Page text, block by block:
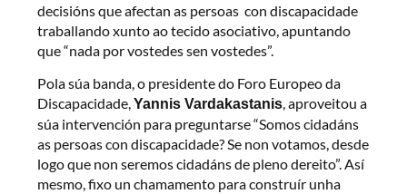
decisións que afectan as persoas con discapacidade
traballando xunto ao tecido asociativo, apuntando
que “nada por vostedes sen vostedes”.
Pola súa banda, o presidente do Foro Europeo da
Discapacidade,Yannis Vardakastanis, aproveitou a
súa intervención para preguntarse “Somos cidadáns
as persoas con discapacidade? Se non votamos, desde
logo que non seremos cidadáns de pleno dereito”. Así
mesmo, fixo un chamamento para construír unha